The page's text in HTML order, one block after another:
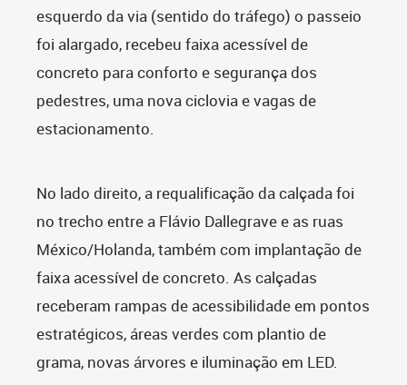
esquerdo da via (sentido do tráfego) o passeio
foi alargado, recebeu faixa acessível de
concreto para conforto e segurança dos
pedestres, uma nova ciclovia e vagas de
estacionamento.
No lado direito, a requalificação da calçada foi
no trecho entre a Flávio Dallegrave e as ruas
México/Holanda, também com implantação de
faixa acessível de concreto. As calçadas
receberam rampas de acessibilidade em pontos
estratégicos, áreas verdes com plantio de
grama, novas árvores e iluminação em LED.